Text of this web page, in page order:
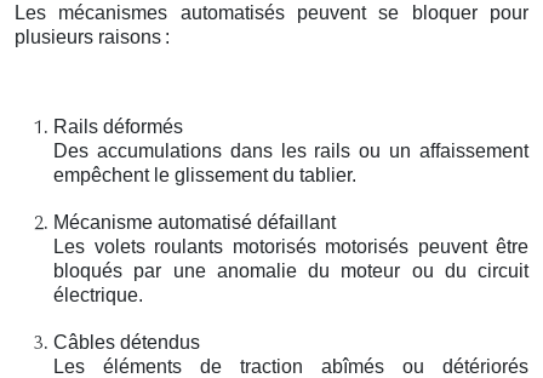
Les mécanismes automatisés peuvent se bloquer pour
plusieurs raisons :
Rails déformés
Des accumulations dans les rails ou un affaissement
empêchent le glissement du tablier.
Mécanisme automatisé défaillant
Les volets roulants motorisés motorisés peuvent être
bloqués par une anomalie du moteur ou du circuit
électrique.
Câbles détendus
Les éléments de traction abîmés ou détériorés